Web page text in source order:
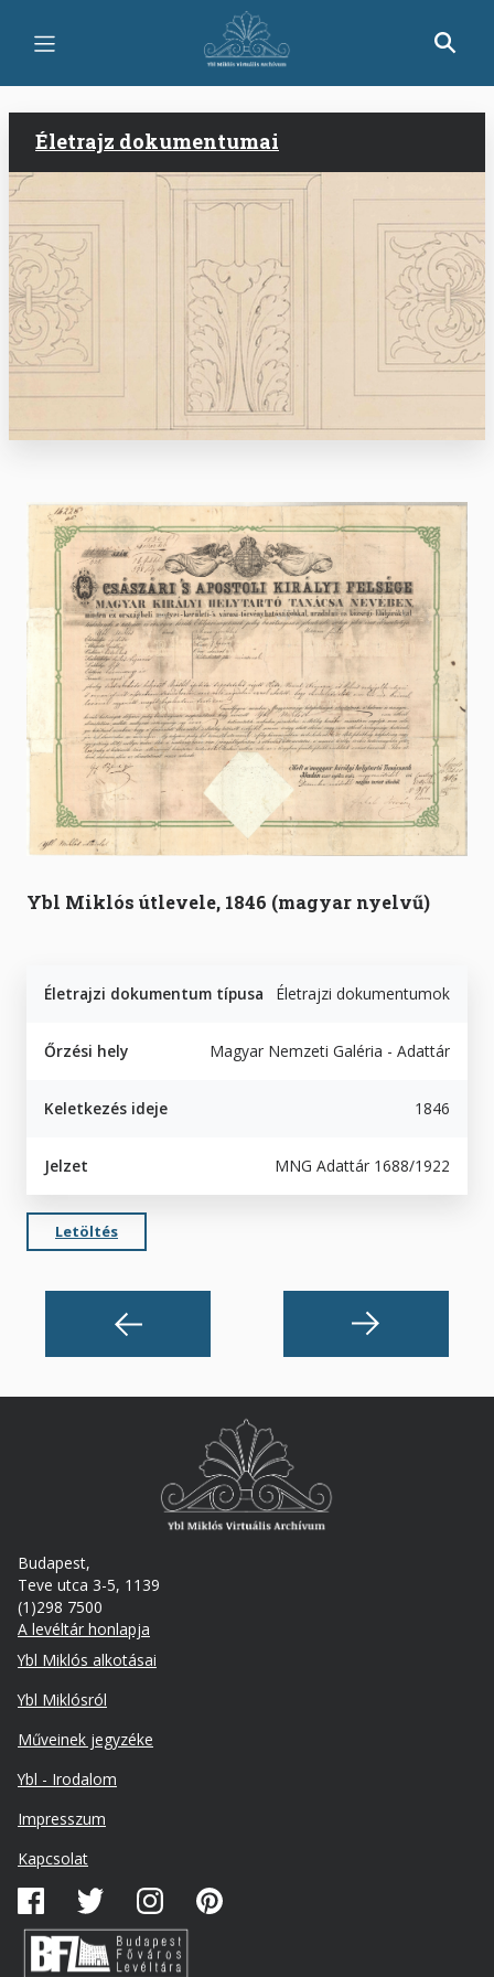
tartalomra
Életrajz dokumentumai
Ybl Miklós útlevele, 1846 (magyar nyelvű)
Életrajzi dokumentum típusa Életrajzi dokumentumok
Őrzési hely Magyar Nemzeti Galéria - Adattár
Keletkezés ideje 1846
Jelzet MNG Adattár 1688/1922
Letöltés
Budapest,
Teve utca 3-5, 1139
(1)298 7500
A levéltár honlapja
Footer
Ybl Miklós alkotásai
Ybl Miklósról
Műveinek jegyzéke
Ybl - Irodalom
Lábléc
másodlagos
Impresszum
Kapcsolat
Közösségi
média